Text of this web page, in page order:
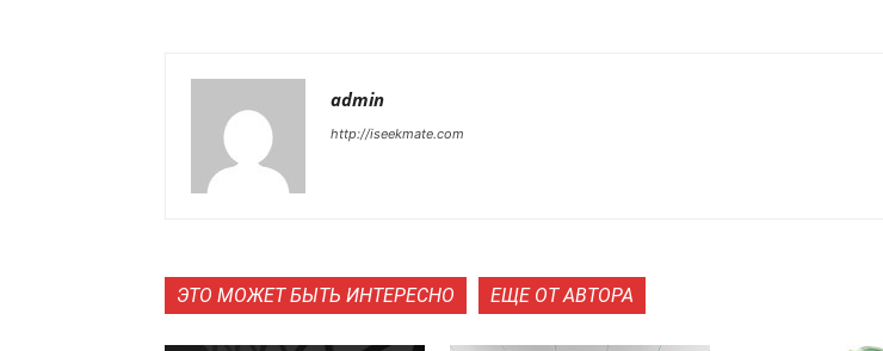
admin
http://iseekmate.com
ЭТО МОЖЕТ БЫТЬ ИНТЕРЕСНО ЕЩЕ ОТ АВТОРА